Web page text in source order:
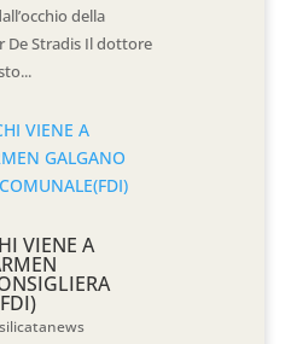
della
De Stradis Il dottore
VIENE A